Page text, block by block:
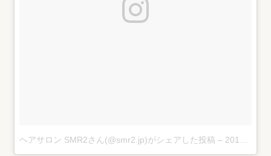
ヘアサロン SMR2さん(@smr2.jp)がシェアした投稿 – 2017 11月 13 1:44午前 PST